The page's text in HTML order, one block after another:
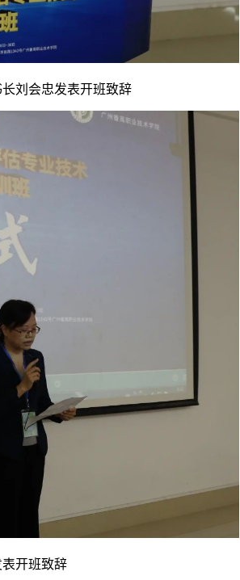
刘会忠发表开班致辞
开班致辞